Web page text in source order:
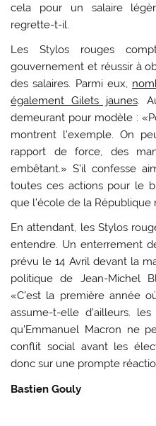
cela pour un salaire
regrette-t-il.
Les Stylos rouges
gouvernement et réussir à
des salaires. Parmi eux,
également Gilets jaunes.
demeurant pour modèle :
montrent l’exemple. On
rapport de force, des
embêtant.» S’il confesse
toutes ces actions pour le
que l’école de la République
En attendant, les Stylos
entendre. Un enterrement
prévu le 14 Avril devant la
politique de Jean-Michel
«C’est la première année
assume-t-elle d’ailleurs.
qu’Emmanuel Macron ne
conflit social avant les
donc sur une prompte
Bastien Gouly